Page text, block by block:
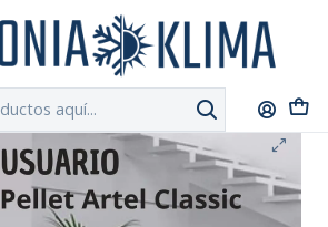
Manual Usuario Artel Classic